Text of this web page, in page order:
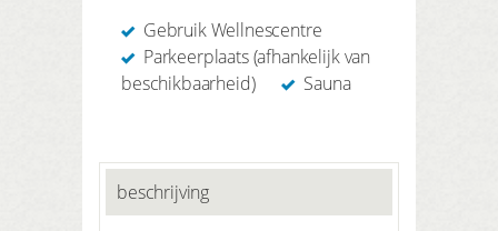
Gebruik Wellnescentre
Parkeerplaats (afhankelijk van
beschikbaarheid)
Sauna
beschrijving